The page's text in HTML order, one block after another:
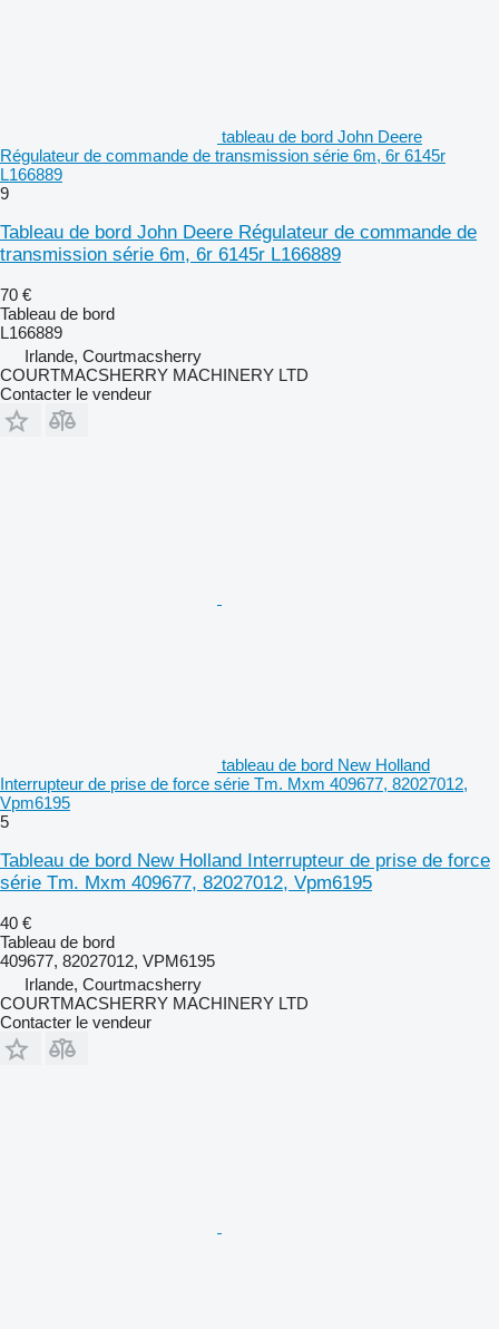
tableau de bord John Deere
Régulateur de commande de transmission série 6m, 6r 6145r
L166889
9
Tableau de bord John Deere Régulateur de commande de
transmission série 6m, 6r 6145r L166889
70 €
Tableau de bord
L166889
Irlande, Courtmacsherry
COURTMACSHERRY MACHINERY LTD
Contacter le vendeur
tableau de bord New Holland
Interrupteur de prise de force série Tm. Mxm 409677, 82027012,
Vpm6195
5
Tableau de bord New Holland Interrupteur de prise de force
série Tm. Mxm 409677, 82027012, Vpm6195
40 €
Tableau de bord
409677, 82027012, VPM6195
Irlande, Courtmacsherry
COURTMACSHERRY MACHINERY LTD
Contacter le vendeur